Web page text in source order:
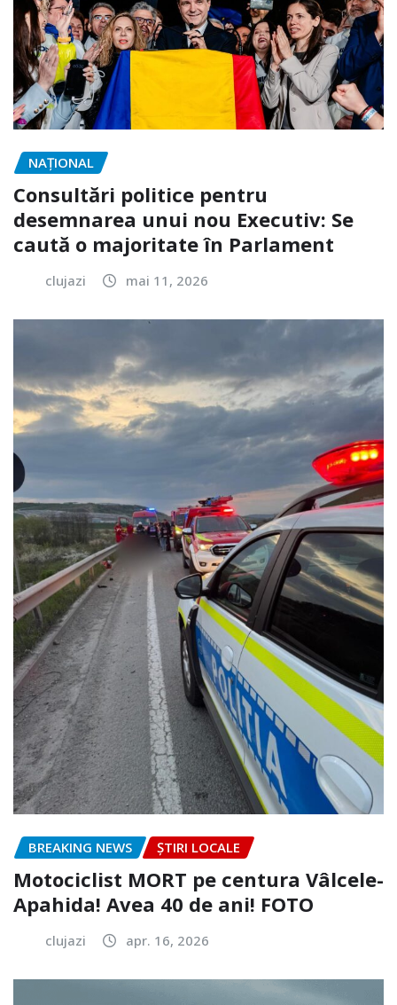
NAŢIONAL
Consultări politice pentru
desemnarea unui nou Executiv: Se
caută o majoritate în Parlament
clujazi mai 11, 2026
BREAKING NEWS ȘTIRI LOCALE
Motociclist MORT pe centura Vâlcele-
Apahida! Avea 40 de ani! FOTO
clujazi apr. 16, 2026